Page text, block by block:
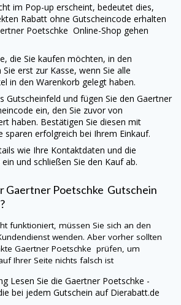
im Pop-up erscheint, bedeutet dies,
Rabatt ohne Gutscheincode erhalten
Poetschke Online-Shop gehen
die Sie kaufen möchten, in den
erst zur Kasse, wenn Sie alle
in den Warenkorb gelegt haben.
Gutscheinfeld und fügen Sie den Gaertner
ein, den Sie zuvor von
haben. Bestätigen Sie diesen mit
sparen erfolgreich bei Ihrem Einkauf.
wie Ihre Kontaktdaten und die
und schließen Sie den Kauf ab.
Gaertner Poetschke Gutschein
funktioniert, müssen Sie sich an den
wenden. Aber vorher sollten
Gaertner Poetschke prüfen, um
Ihrer Seite nichts falsch ist
Lesen Sie die Gaertner Poetschke -
bei jedem Gutschein aufDierabatt.de